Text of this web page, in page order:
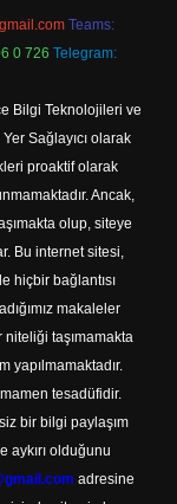
Teams:
0 726 Telegram:
Bilgi Teknolojileri ve
Sağlayıcı olarak
proaktif olarak
Ancak,
olup, siteye
Bu internet sitesi,
hiçbir bağlantısı
makaleler
taşımamakta
yapılmamaktadır.
tesadüfidir.
bir bilgi paylaşım
aykırı olduğunu
adresine